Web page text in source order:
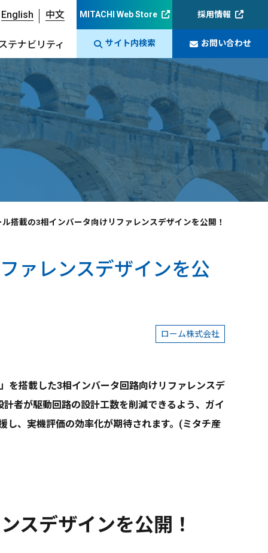
English 中文
テナビリティ
MITACHI Web Store 採用情報
サイト内検索 お問い合わせ
搭載の3相インバータ向けリファレンスデザインを公開！
ァレンスデザインを公
ローム株式会社
を搭載した3相インバータ回路向けリファレンスデ
者が駆動回路の設計工数を削減できるよう、ガイ
し、実機評価の効率化が期待されます。(ミタチ産
スデザインを公開！